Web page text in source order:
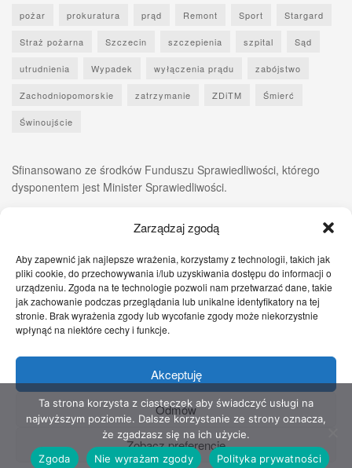
Zarządzaj zgodą
Aby zapewnić jak najlepsze wrażenia, korzystamy z technologii, takich jak
pliki cookie, do przechowywania i/lub uzyskiwania dostępu do informacji o
urządzeniu. Zgoda na te technologie pozwoli nam przetwarzać dane, takie
jak zachowanie podczas przeglądania lub unikalne identyfikatory na tej
stronie. Brak wyrażenia zgody lub wycofanie zgody może niekorzystnie
wpłynąć na niektóre cechy i funkcje.
Akceptuję
Odmów
Zobacz preferencje
pożar prokuratura prąd Remont Sport Stargard
Straż pożarna Szczecin szczepienia szpital Sąd
utrudnienia Wypadek wyłączenia prądu zabójstwo
Zachodniopomorskie zatrzymanie ZDiTM Śmierć
Świnoujście
Sfinansowano ze środków Funduszu Sprawiedliwości, którego
dysponentem jest Minister Sprawiedliwości.
Zgłoś nam! Szczecińskie Wiadomości Sport
Zdrowie
Prawo
Pomoc Prawna Kontakt
Copyright © 2022 Stowarzyszenie Przyjaciół Zdrowia - Wszelkie prawa
zastrzeżone
Ta strona korzysta z ciasteczek aby świadczyć usługi na
najwyższym poziomie. Dalsze korzystanie ze strony oznacza,
że zgadzasz się na ich użycie.
Zgoda
Nie wyrażam zgody Polityka prywatności